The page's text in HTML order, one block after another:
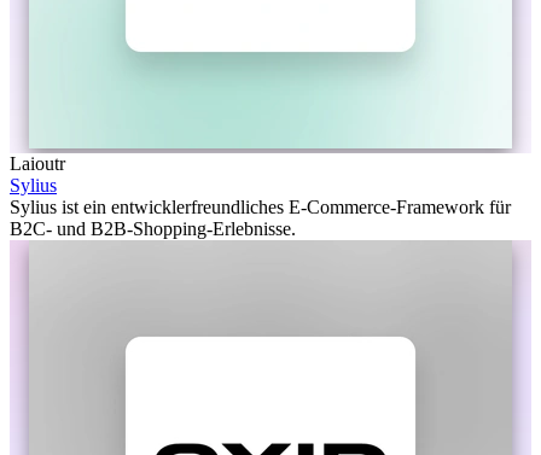
Laioutr
Sylius
Sylius ist ein entwicklerfreundliches E-Commerce-Framework für
B2C- und B2B-Shopping-Erlebnisse.